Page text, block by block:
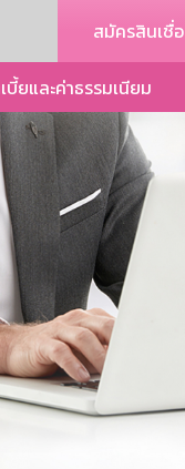
สมัครสินเชื่อ
บี้ยและค่าธรรมเนียม